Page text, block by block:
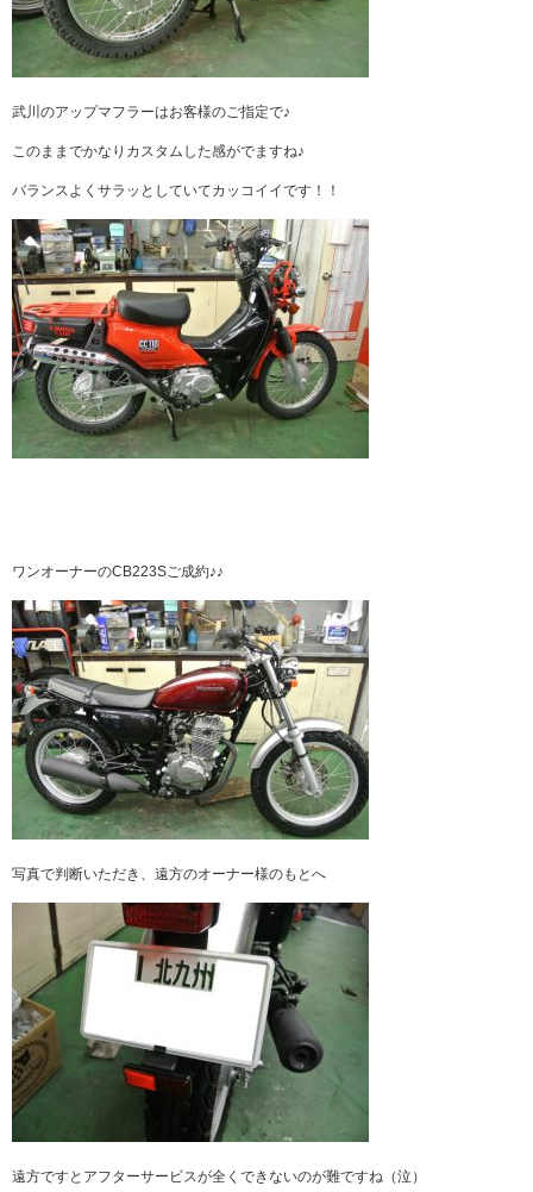
武川のアップマフラーはお客様のご指定で♪
このままでかなりカスタムした感がでますね♪
バランスよくサラッとしていてカッコイイです！！
ワンオーナーのCB223Sご成約♪♪
写真で判断いただき、遠方のオーナー様のもとへ
遠方ですとアフターサービスが全くできないのが難ですね（泣）